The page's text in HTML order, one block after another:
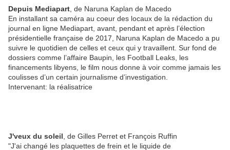
Depuis Mediapart de Naruna Kaplan de Macedo
En installant sa caméra au coeur des locaux de la rédaction du
journal en ligne Mediapart, avant, pendant et après l’élection
présidentielle française de 2017, Naruna Kaplan de Macedo a pu
suivre le quotidien de celles et ceux qui y travaillent. Sur fond de
dossiers comme l’affaire Baupin, les Football Leaks, les
financements libyens, le film nous donne à voir comme jamais les
coulisses d’un certain journalisme d’investigation.
Intervenant: la réalisatrice
J'veux du soleil , de Gilles Perret et François Ruffin
"J'ai changé les plaquettes de frein et le liquide de